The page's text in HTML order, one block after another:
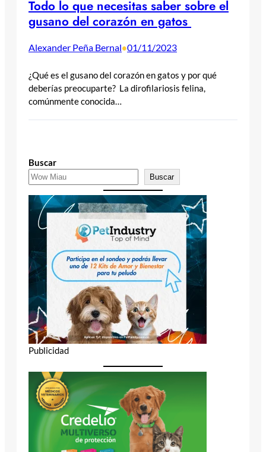
Todo lo que necesitas saber sobre el
gusano del corazón en gatos
Alexander Peña Bernal•01/11/2023
¿Qué es el gusano del corazón en gatos y por qué
deberías preocuparte? La dirofilariosis felina,
comúnmente conocida…
Buscar
Buscar
Publicidad